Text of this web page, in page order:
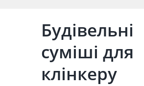
Будівельні
суміші для
клінкеру